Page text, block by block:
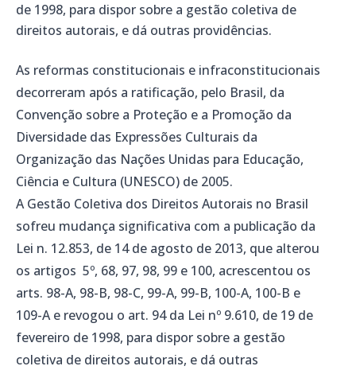
de 1998, para dispor sobre a gestão coletiva de
direitos autorais, e dá outras providências.
As reformas constitucionais e infraconstitucionais
decorreram após a ratificação, pelo Brasil, da
Convenção sobre a Proteção e a Promoção da
Diversidade das Expressões Culturais da
Organização das Nações Unidas para Educação,
Ciência e Cultura (UNESCO) de 2005.
A Gestão Coletiva dos Direitos Autorais no Brasil
sofreu mudança significativa com a publicação da
Lei n. 12.853, de 14 de agosto de 2013, que alterou
os artigos 5º, 68, 97, 98, 99 e 100, acrescentou os
arts. 98-A, 98-B, 98-C, 99-A, 99-B, 100-A, 100-B e
109-A e revogou o art. 94 da Lei nº 9.610, de 19 de
fevereiro de 1998, para dispor sobre a gestão
coletiva de direitos autorais, e dá outras